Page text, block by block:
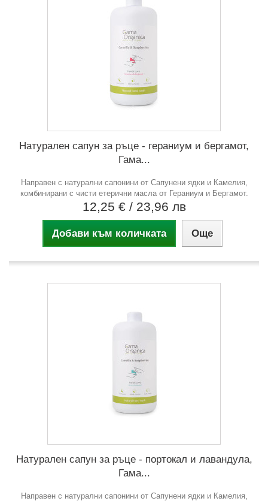
Натурален сапун за ръце - гераниум и бергамот,
Гама...
Направен с натурални сапонини от Сапунени ядки и Камелия,
комбинирани с чисти етерични масла от Гераниум и Бергамот.
12,25 € / 23,96 лв
Добави към количката Още
Натурален сапун за ръце - портокал и лавандула,
Гама...
Направен с натурални сапонини от Сапунени ядки и Камелия,